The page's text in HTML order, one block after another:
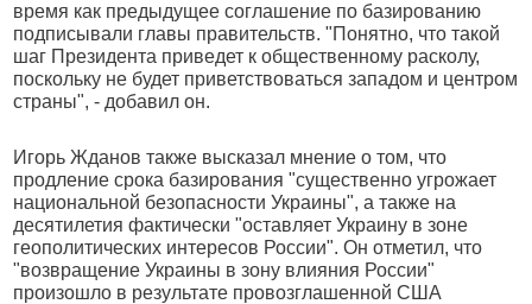
время как предыдущее соглашение по базированию
подписывали главы правительств. "Понятно, что такой
шаг Президента приведет к общественному расколу,
поскольку не будет приветствоваться западом и центром
страны", - добавил он.
Игорь Жданов также высказал мнение о том, что
продление срока базирования "существенно угрожает
национальной безопасности Украины", а также на
десятилетия фактически "оставляет Украину в зоне
геополитических интересов России". Он отметил, что
"возвращение Украины в зону влияния России"
произошло в результате провозглашенной США